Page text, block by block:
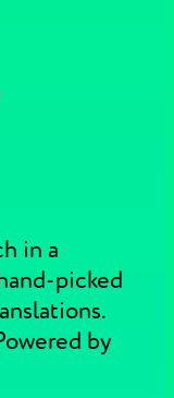
in a
picked
by